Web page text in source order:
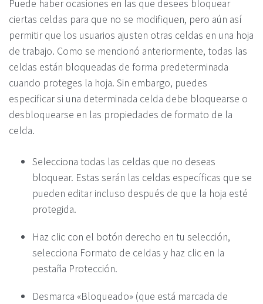
ciertas celdas para que no se modifiquen, pero aún así
permitir que los usuarios ajusten otras celdas en una hoja
de trabajo. Como se mencionó anteriormente, todas las
celdas están bloqueadas de forma predeterminada
cuando proteges la hoja. Sin embargo, puedes
especificar si una determinada celda debe bloquearse o
desbloquearse en las propiedades de formato de la
celda.
Selecciona todas las celdas que no deseas
bloquear. Estas serán las celdas específicas que se
pueden editar incluso después de que la hoja esté
protegida.
Haz clic con el botón derecho en tu selección,
selecciona Formato de celdas y haz clic en la
pestaña Protección.
Desmarca «Bloqueado» (que está marcada de